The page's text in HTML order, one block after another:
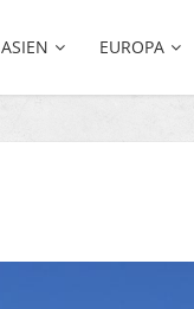
ASIEN EUROPA